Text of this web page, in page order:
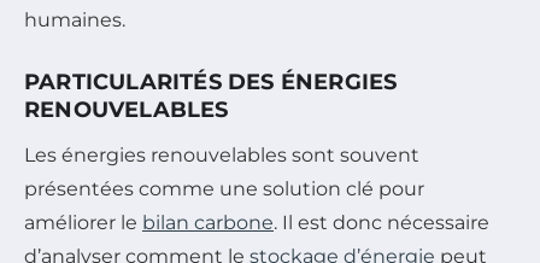
humaines.
PARTICULARITÉS DES ÉNERGIES
RENOUVELABLES
Les énergies renouvelables sont souvent
présentées comme une solution clé pour
améliorer le bilan carbone. Il est donc nécessaire
d’analyser comment le stockage d’énergie peut